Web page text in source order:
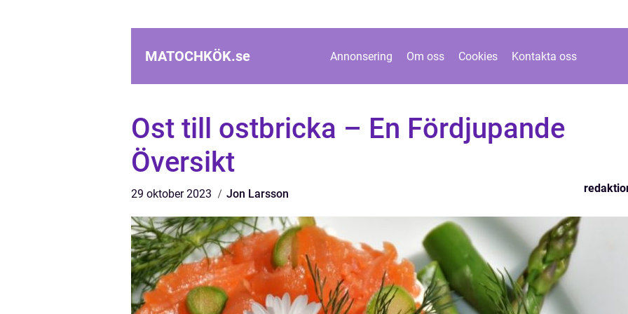
MATOCHKÖK.se Annonsering Om oss Cookies Kontakta oss
Ost till ostbricka – En Fördjupande
Översikt
29 oktober 2023 Jon Larsson